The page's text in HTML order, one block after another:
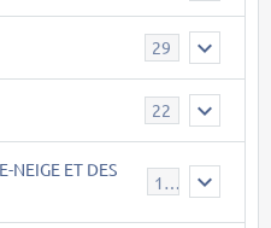
29
22
NEIGE ET DES
17